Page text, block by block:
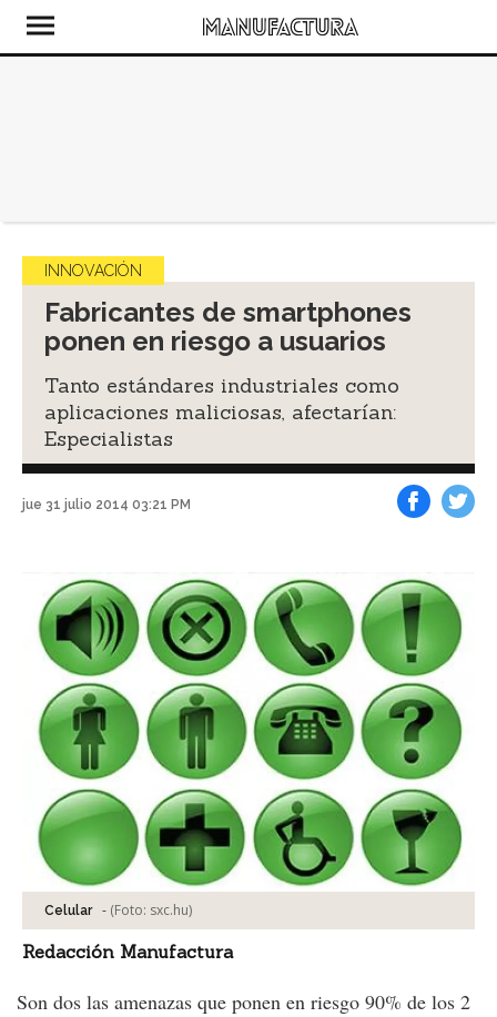
INNOVACIÓN
Fabricantes de smartphones
ponen en riesgo a usuarios
Tanto estándares industriales como
aplicaciones maliciosas, afectarían:
Especialistas
jue 31 julio 2014 03:21 PM
Celular - (Foto: sxc.hu)
Redacción Manufactura
Son dos las amenazas que ponen en riesgo 90% de los 2